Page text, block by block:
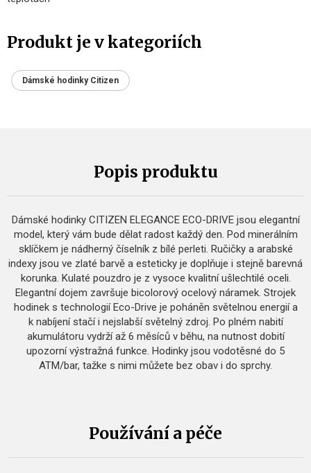
Produkt je v kategoriích
Dámské hodinky Citizen
Popis produktu
Dámské hodinky CITIZEN ELEGANCE ECO-DRIVE jsou elegantní
model, který vám bude dělat radost každý den. Pod minerálním
sklíčkem je nádherný číselník z bílé perleti. Ručičky a arabské
indexy jsou ve zlaté barvě a esteticky je doplňuje i stejně barevná
korunka. Kulaté pouzdro je z vysoce kvalitní ušlechtilé oceli.
Elegantní dojem završuje bicolorový ocelový náramek. Strojek
hodinek s technologií Eco-Drive je poháněn světelnou energií a
k nabíjení stačí i nejslabší světelný zdroj. Po plném nabití
akumulátoru vydrží až 6 měsíců v běhu, na nutnost dobití
upozorní výstražná funkce. Hodinky jsou vodotěsné do 5
ATM/bar, tažke s nimi můžete bez obav i do sprchy.
Používání a péče